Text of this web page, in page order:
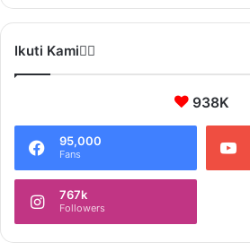
Ikuti Kami❤️‍🔥
938K
95,000
Fans
767k
Followers